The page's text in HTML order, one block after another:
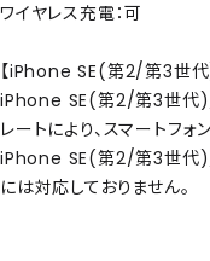
ワイヤレス充電：可
【iPhone SE(第2/第3
iPhone SE(第2/第3世
レートにより、スマートフ
iPhone SE(第2/第3世
には対応しておりません。